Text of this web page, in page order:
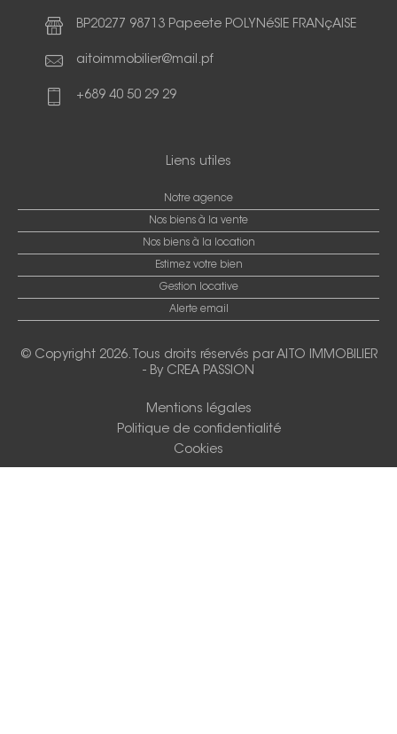
BP20277 98713 Papeete POLYNéSIE FRANçAISE
aitoimmobilier@mail.pf
+689 40 50 29 29
Liens utiles
Notre agence
Nos biens à la vente
Nos biens à la location
Estimez votre bien
Gestion locative
Alerte email
© Copyright 2026. Tous droits réservés parAITO IMMOBILIER
- By CREA PASSION
Mentions légales
Politique de confidentialité
Cookies